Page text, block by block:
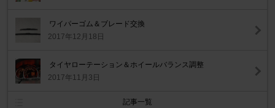
ワイパーゴム＆ブレード交換
2017年12月18日
タイヤローテーション＆ホイールバランス調整
2017年11月3日
記事一覧